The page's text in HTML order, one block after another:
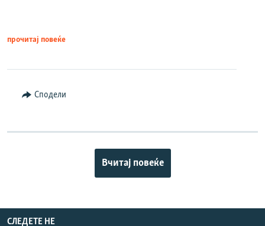
прочитај повеќе
Сподели
Вчитај повеќе
СЛЕДЕТЕ НЕ